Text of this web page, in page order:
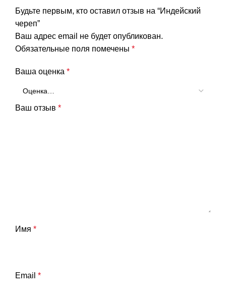
Будьте первым, кто оставил отзыв на “Индейский
череп”
Ваш адрес email не будет опубликован.
Обязательные поля помечены *
Ваша оценка *
Ваш отзыв *
Имя *
Email *